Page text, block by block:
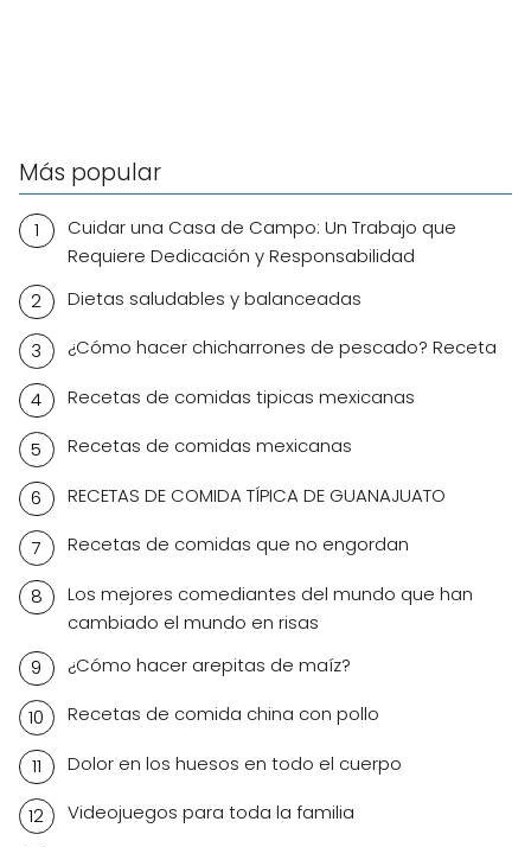
Más popular
Cuidar una Casa de Campo: Un Trabajo que
Requiere Dedicación y Responsabilidad
Dietas saludables y balanceadas
¿Cómo hacer chicharrones de pescado? Receta
Recetas de comidas tipicas mexicanas
Recetas de comidas mexicanas
RECETAS DE COMIDA TÍPICA DE GUANAJUATO
Recetas de comidas que no engordan
Los mejores comediantes del mundo que han
cambiado el mundo en risas
¿Cómo hacer arepitas de maíz?
Recetas de comida china con pollo
Dolor en los huesos en todo el cuerpo
Videojuegos para toda la familia